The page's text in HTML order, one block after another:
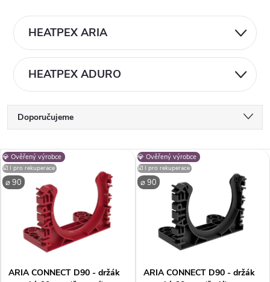
HEATPEX ARIA
HEATPEX ADURO
Ř
a
z
í
Doporučujeme
Nejdražší
Nejprodávanější
Abecedně
V
ý
⌀ 90
💎 Ověřený výrobce
☑️ I pro rekuperace
ARIA CONNECT D90 - držák
⌀ 90
💎 Ověřený výrobce
☑️ I pro rekuperace
ARIA CONNECT D90 - držák